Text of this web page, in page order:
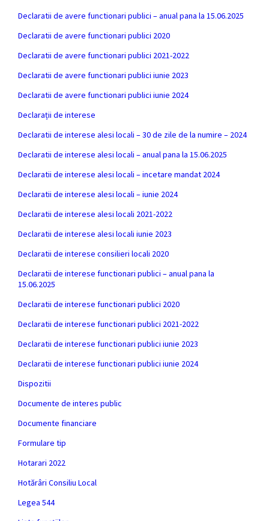
Declaratii de avere functionari publici – anual pana la 15.06.2025
Declaratii de avere functionari publici 2020
Declaratii de avere functionari publici 2021-2022
Declaratii de avere functionari publici iunie 2023
Declaratii de avere functionari publici iunie 2024
Declarații de interese
Declaratii de interese alesi locali – 30 de zile de la numire – 2024
Declaratii de interese alesi locali – anual pana la 15.06.2025
Declaratii de interese alesi locali – incetare mandat 2024
Declaratii de interese alesi locali – iunie 2024
Declaratii de interese alesi locali 2021-2022
Declaratii de interese alesi locali iunie 2023
Declaratii de interese consilieri locali 2020
Declaratii de interese functionari publici – anual pana la
15.06.2025
Declaratii de interese functionari publici 2020
Declaratii de interese functionari publici 2021-2022
Declaratii de interese functionari publici iunie 2023
Declaratii de interese functionari publici iunie 2024
Dispozitii
Documente de interes public
Documente financiare
Formulare tip
Hotarari 2022
Hotărâri Consiliu Local
Legea 544